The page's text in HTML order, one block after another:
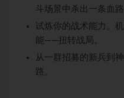
斗场景中杀出一条血路
试炼你的战术能力。
能——扭转战局。
从一群招募的新兵到
路。